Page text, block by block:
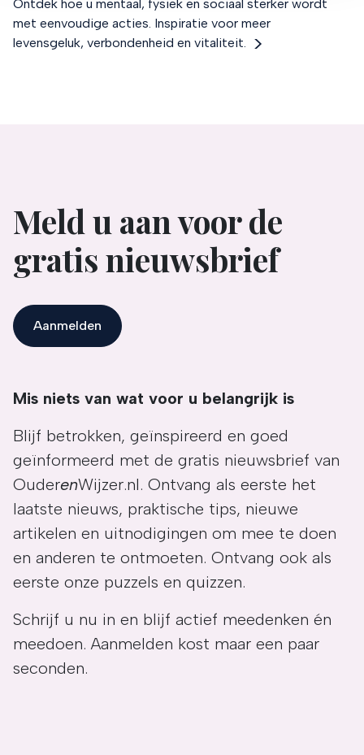
informatie die u aan ze heeft verstrekt of die ze hebben
verzameld op basis van uw gebruik van hun services.
Verandert u later van gedachten? U kunt uw voorkeuren
Ontdek hoe u mentaal, fysiek en sociaal sterker wordt
met eenvoudige acties. Inspiratie voor meer
levensgeluk, verbondenheid en vitaliteit.
Meld u aan voor de
gratis nieuwsbrief
Aanmelden
Mis niets van wat voor u belangrijk is
Blijf betrokken, geïnspireerd en goed
geïnformeerd met de gratis nieuwsbrief van
OuderenWijzer.nl. Ontvang als eerste het
laatste nieuws, praktische tips, nieuwe
artikelen en uitnodigingen om mee te doen
en anderen te ontmoeten. Ontvang ook als
eerste onze puzzels en quizzen.
Schrijf u nu in en blijf actief meedenken én
meedoen. Aanmelden kost maar een paar
seconden.